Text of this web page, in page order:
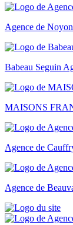
Agence de Noyon
Babeau Seguin
MAISONS
Agence de
Agence de